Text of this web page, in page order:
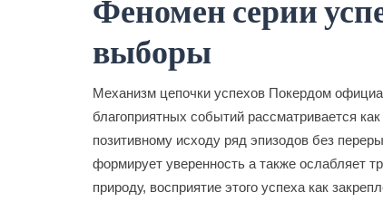
Феномен серии
выборы
Механизм цепочки успехов Покердом
благоприятных событий рассматривается
позитивному исходу ряд эпизодов без
формирует уверенность а также ослабляет
природу, восприятие этого успеха как